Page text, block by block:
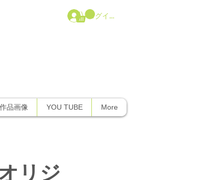
ログイン
作品画像 YOU TUBE More
リジ